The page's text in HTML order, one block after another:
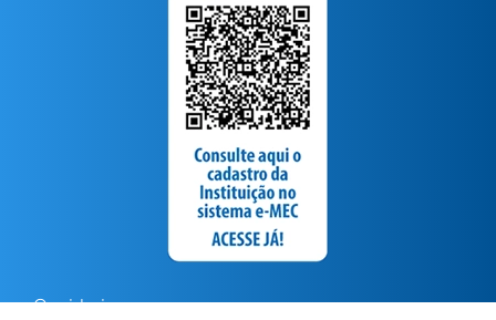
Ouvidoria